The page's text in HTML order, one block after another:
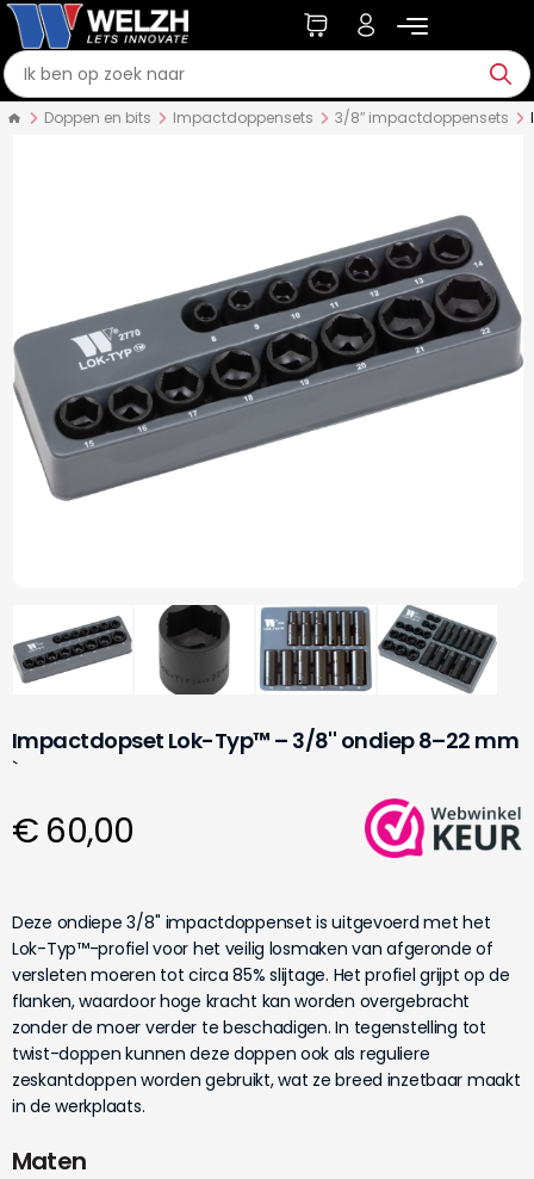
Doppen en bits Impactdoppensets 3/8″ impactdoppensets
Impactdopset Lok-Typ™ – 3/8'' ondiep 8–22 mm
`
€ 60,00
Deze ondiepe 3/8'' impactdoppenset is uitgevoerd met het
Lok-Typ™-profiel voor het veilig losmaken van afgeronde of
versleten moeren tot circa 85% slijtage. Het profiel grijpt op de
flanken, waardoor hoge kracht kan worden overgebracht
zonder de moer verder te beschadigen. In tegenstelling tot
twist-doppen kunnen deze doppen ook als reguliere
zeskantdoppen worden gebruikt, wat ze breed inzetbaar maakt
in de werkplaats.
Maten